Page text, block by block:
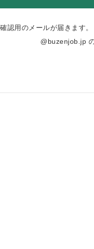
確認用のメールが届きます
@buzenjob.jp